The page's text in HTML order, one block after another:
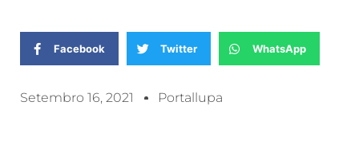
Facebook Twitter WhatsApp
Setembro 16, 2021 Portallupa